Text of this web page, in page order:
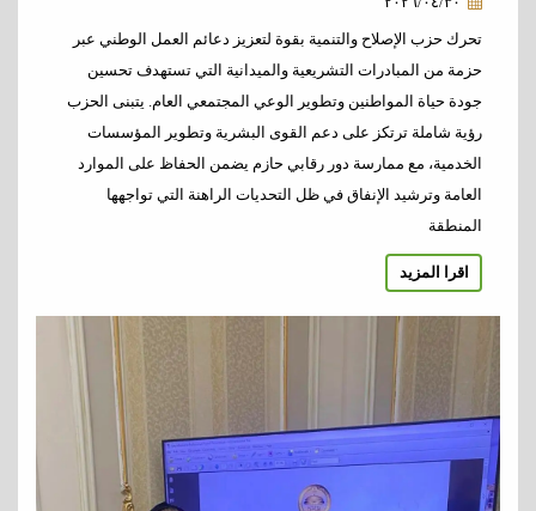
تحرك حزب الإصلاح والتنمية بقوة لتعزيز دعائم العمل الوطني عبر
حزمة من المبادرات التشريعية والميدانية التي تستهدف تحسين
جودة حياة المواطنين وتطوير الوعي المجتمعي العام. يتبنى الحزب
رؤية شاملة ترتكز على دعم القوى البشرية وتطوير المؤسسات
الخدمية، مع ممارسة دور رقابي حازم يضمن الحفاظ على الموارد
العامة وترشيد الإنفاق في ظل التحديات الراهنة التي تواجهها
المنطقة
اقرا المزيد